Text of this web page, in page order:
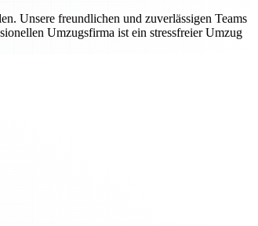
Unsere freundlichen und zuverlässigen Teams
Umzugsfirma ist ein stressfreier Umzug